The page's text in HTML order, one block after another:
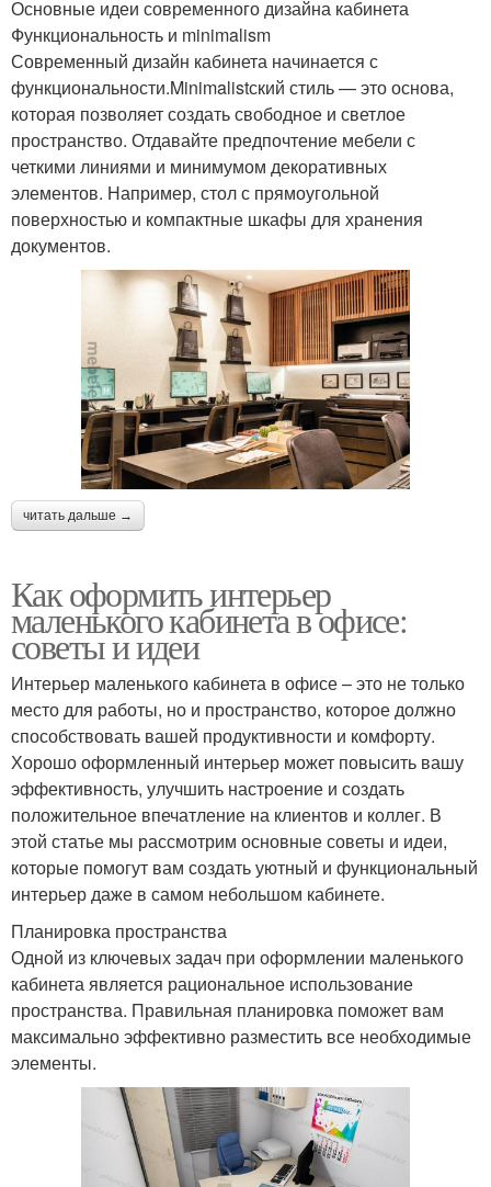
Основные идеи современного дизайна кабинета
Функциональность и minimalism
Современный дизайн кабинета начинается с
функциональности.Minimalistский стиль — это основа,
которая позволяет создать свободное и светлое
пространство. Отдавайте предпочтение мебели с
четкими линиями и минимумом декоративных
элементов. Например, стол с прямоугольной
поверхностью и компактные шкафы для хранения
документов.
читать дальше →
Как оформить интерьер
маленького кабинета в офисе:
советы и идеи
Интерьер маленького кабинета в офисе – это не только
место для работы, но и пространство, которое должно
способствовать вашей продуктивности и комфорту.
Хорошо оформленный интерьер может повысить вашу
эффективность, улучшить настроение и создать
положительное впечатление на клиентов и коллег. В
этой статье мы рассмотрим основные советы и идеи,
которые помогут вам создать уютный и функциональный
интерьер даже в самом небольшом кабинете.
Планировка пространства
Одной из ключевых задач при оформлении маленького
кабинета является рациональное использование
пространства. Правильная планировка поможет вам
максимально эффективно разместить все необходимые
элементы.